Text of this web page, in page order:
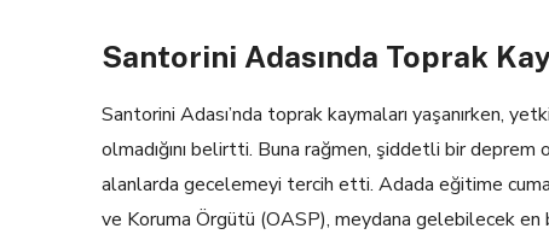
Santorini Adasında Toprak
Santorini Adası’nda toprak kaymaları yaşanırken,
olmadığını belirtti. Buna rağmen, şiddetli bir
alanlarda gecelemeyi tercih etti. Adada eğitime
ve Koruma Örgütü (OASP), meydana gelebilecek en